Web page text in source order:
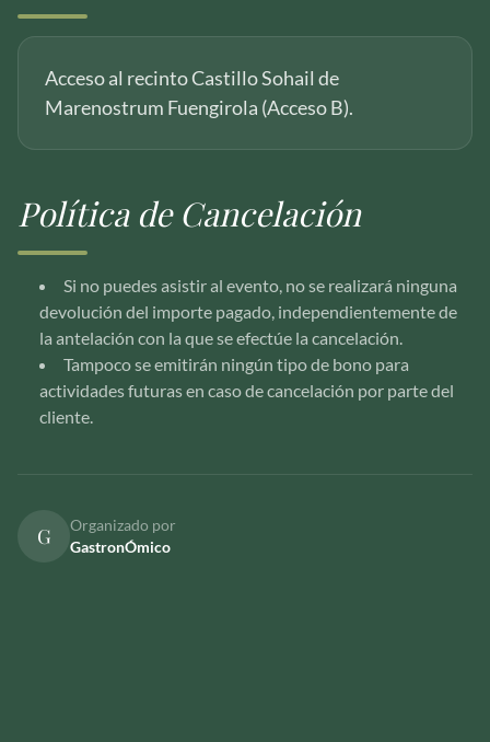
Acceso al recinto Castillo Sohail de
Marenostrum Fuengirola (Acceso B).
Política de Cancelación
Si no puedes asistir al evento, no se realizará ninguna
devolución del importe pagado, independientemente de
la antelación con la que se efectúe la cancelación.
Tampoco se emitirán ningún tipo de bono para
actividades futuras en caso de cancelación por parte del
cliente.
G
Organizado por
GastronÓmico